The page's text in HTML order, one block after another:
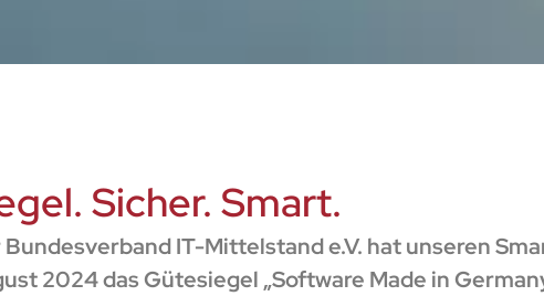
Sicher. Smart.
IT-Mittelstand e.V. hat unseren
2024 das Gütesiegel „Software Made in